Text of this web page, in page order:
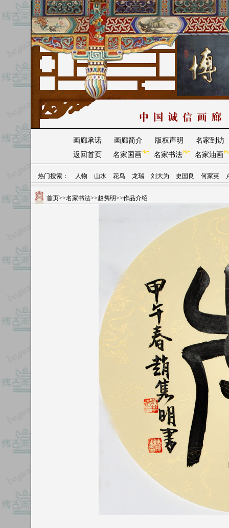
画廊承诺 画廊简介 版权声明
名家到访
返回首页
名家国画 名家书法 名家油画
热门搜索： 人物 山水 花鸟 龙瑞 刘大为 史国良 何家英
首页>>名家书法>>赵隽明>>作品介绍